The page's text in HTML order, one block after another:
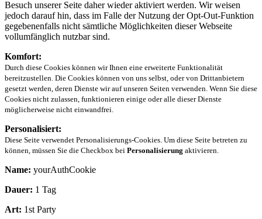
Besuch unserer Seite daher wieder aktiviert werden. Wir weisen
jedoch darauf hin, dass im Falle der Nutzung der Opt-Out-Funktion
gegebenenfalls nicht sämtliche Möglichkeiten dieser Webseite
vollumfänglich nutzbar sind.
Komfort:
Durch diese Cookies können wir Ihnen eine erweiterte Funktionalität
bereitzustellen. Die Cookies können von uns selbst, oder von Drittanbietern
gesetzt werden, deren Dienste wir auf unseren Seiten verwenden. Wenn Sie diese
Cookies nicht zulassen, funktionieren einige oder alle dieser Dienste
möglicherweise nicht einwandfrei.
Personalisiert:
Diese Seite verwendet Personalisierungs-Cookies. Um diese Seite betreten zu
können, müssen Sie die Checkbox bei Personalisierung aktivieren.
Name: yourAuthCookie
Dauer: 1 Tag
Art: 1st Party